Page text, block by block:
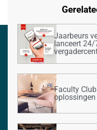
Jaarbeurs
lanceert
Faculty
oplossingen